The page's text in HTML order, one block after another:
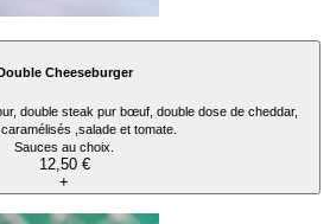
Double Cheeseburger
double steak pur bœuf, double dose de cheddar,
,salade et tomate.
Sauces au choix.
12,50 €
+